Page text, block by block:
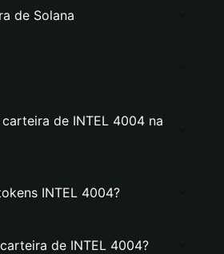
de Solana
de INTEL 4004 na
INTEL 4004?
de INTEL 4004?